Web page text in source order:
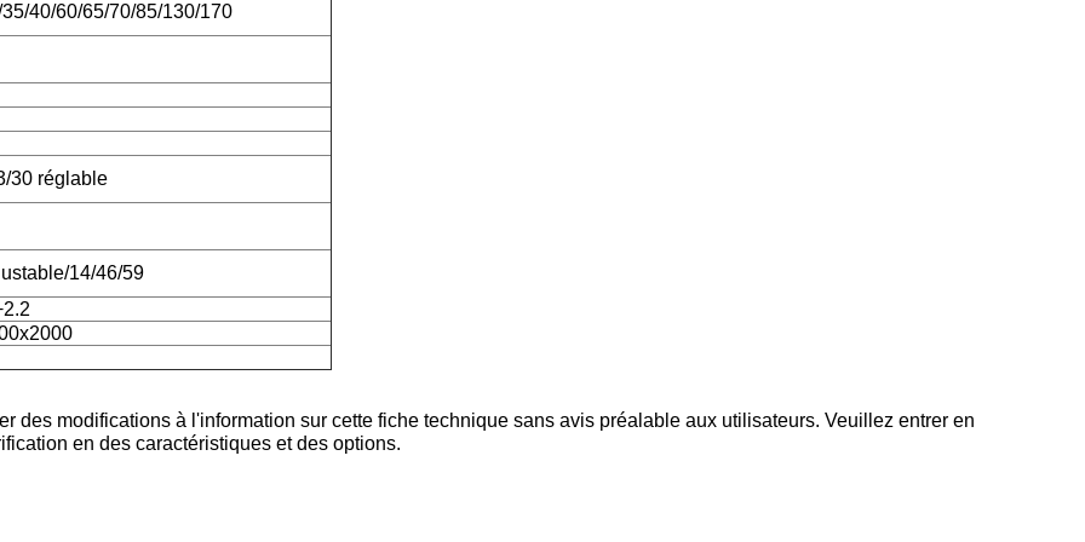
40/60/65/70/85/130/170
30 réglable
14/46/59
des modifications à l'information sur cette fiche technique sans avis préalable aux utilisateurs. Veuillez entrer en
en des caractéristiques et des options.